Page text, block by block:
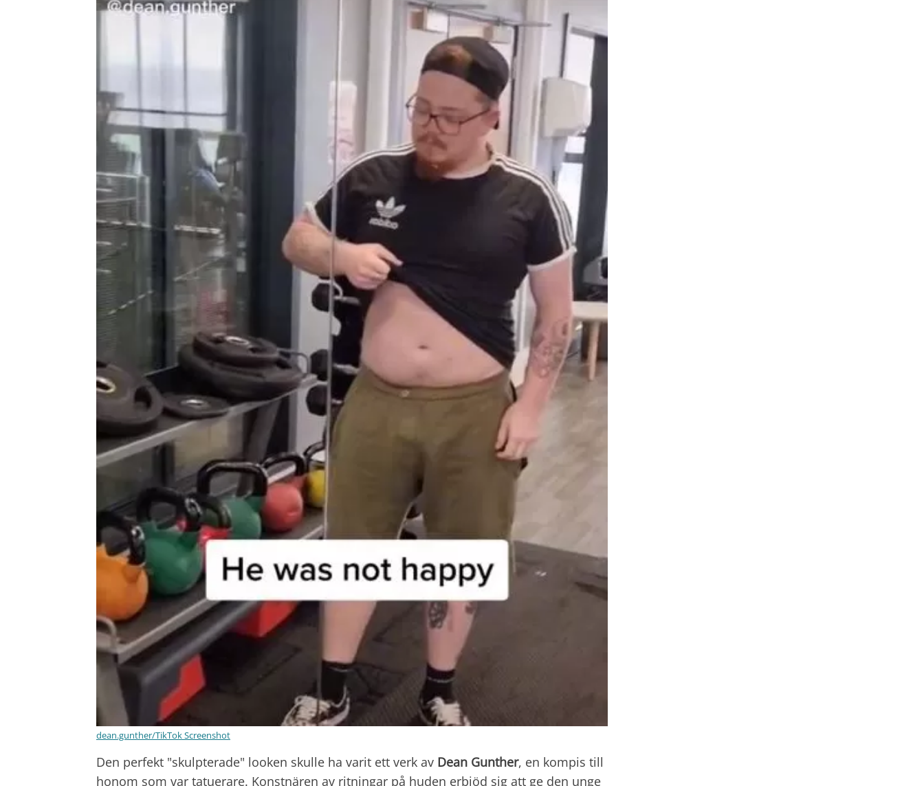
dean.gunther/TikTok Screenshot
Den perfekt "skulpterade" looken skulle ha varit ett verk av Dean Gunther, en kompis till
honom som var tatuerare. Konstnären av ritningar på huden erbjöd sig att ge den unge